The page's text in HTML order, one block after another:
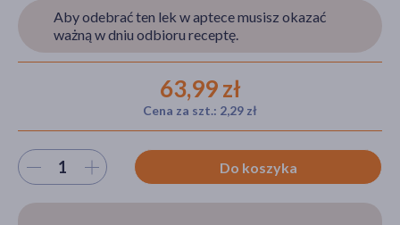
Aby odebrać ten lek w aptece musisz okazać
ważną w dniu odbioru receptę.
63,99 zł
Cena za szt.: 2,29 zł
Wybierz ilość Do koszyka